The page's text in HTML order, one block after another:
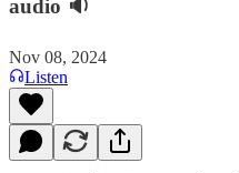
audio 🔉
Nov 08, 2024
Listen